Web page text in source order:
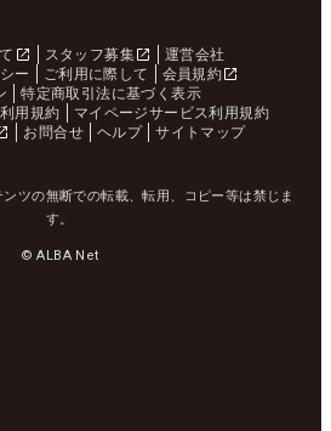
スタッフ募集
運営会社
ー
ご利用に際して
会員規約
特定商取引法に基づく表示
用規約
マイページサービス利用規約
お問合せ ヘルプ サイトマップ
ツの無断での転載、転用、コピー等は禁じま
す。
© ALBA Net